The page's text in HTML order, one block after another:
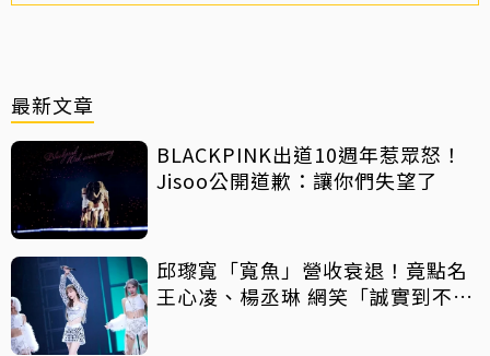
最新文章
BLACKPINK出道10週年惹眾怒！
Jisoo公開道歉：讓你們失望了
邱瓈寬「寬魚」營收衰退！竟點名
王心凌、楊丞琳 網笑「誠實到不